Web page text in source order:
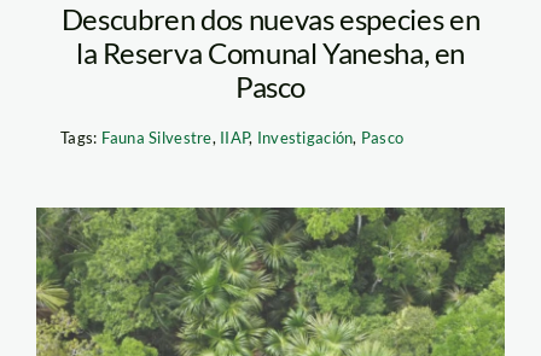
Descubren dos nuevas especies en
la Reserva Comunal Yanesha, en
Pasco
Tags: Fauna Silvestre, IIAP, Investigación, Pasco
aguaje-osinfor1